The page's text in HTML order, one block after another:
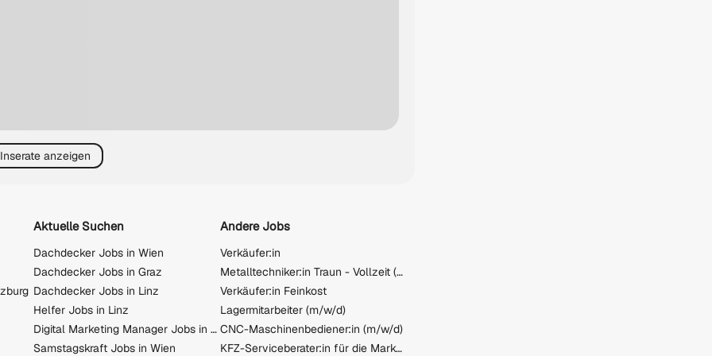
anzeigen
Aktuelle Suchen
Dachdecker Jobs in Wien
Dachdecker Jobs in Graz
Dachdecker Jobs in Linz
Helfer Jobs in Linz
Digital Marketing Manager Jobs in Wien
Samstagskraft Jobs in Wien
Andere Jobs
Verkäufer:in
Metalltechniker:in Traun - Vollzeit (m/w/d)
Verkäufer:in Feinkost
Lagermitarbeiter (m/w/d)
CNC-Maschinenbediener:in (m/w/d)
KFZ-Serviceberater:in für die Marke BMW (m/w/d)